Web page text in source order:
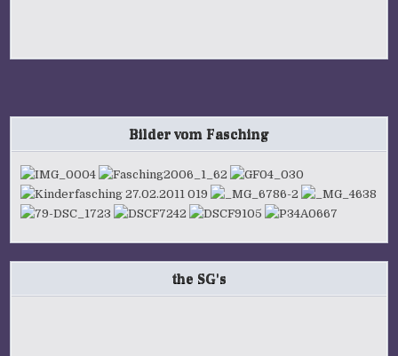
Bilder vom Fasching
the SG's